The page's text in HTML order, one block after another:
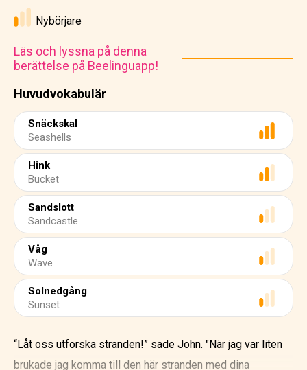
Huvudvokabulär
Snäckskal
Seashells
Hink
Bucket
Sandslott
Sandcastle
Våg
Wave
Solnedgång
Sunset
Nybörjare
Läs och lyssna på denna
berättelse på Beelinguapp!
“Låt oss utforska stranden!” sade John. "När jag var liten
brukade jag komma till den här stranden med dina